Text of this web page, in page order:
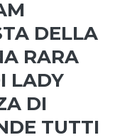
DELLA
RARA
LADY
DI
TUTTI